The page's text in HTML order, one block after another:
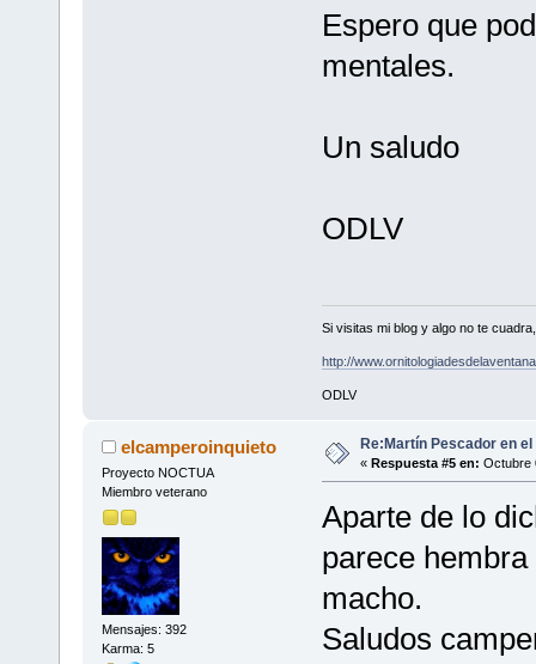
Espero que
mentales.
Un saludo
ODLV
Si visitas mi blog y algo no te
http://
ODLV
elcamperoinquieto
Proyecto NOCTUA
Miembro veterano
Mensajes: 392
Karma: 5
Re:Martín Pescador en el
« Respuesta #5 en: Octubre
Aparte de lo
parece
macho.
Saludos